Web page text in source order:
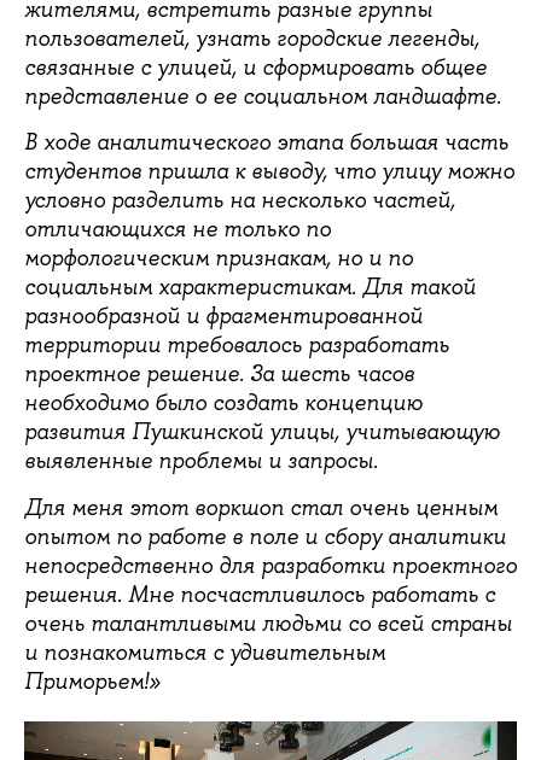
жителями, встретить разные группы
пользователей, узнать городские легенды,
связанные с улицей, и сформировать общее
представление о ее социальном ландшафте.
В ходе аналитического этапа большая часть
студентов пришла к выводу, что улицу можно
условно разделить на несколько частей,
отличающихся не только по
морфологическим признакам, но и по
социальным характеристикам. Для такой
разнообразной и фрагментированной
территории требовалось разработать
проектное решение. За шесть часов
необходимо было создать концепцию
развития Пушкинской улицы, учитывающую
выявленные проблемы и запросы.
Для меня этот воркшоп стал очень ценным
опытом по работе в поле и сбору аналитики
непосредственно для разработки проектного
решения. Мне посчастливилось работать с
очень талантливыми людьми со всей страны
и познакомиться с удивительным
Приморьем!»